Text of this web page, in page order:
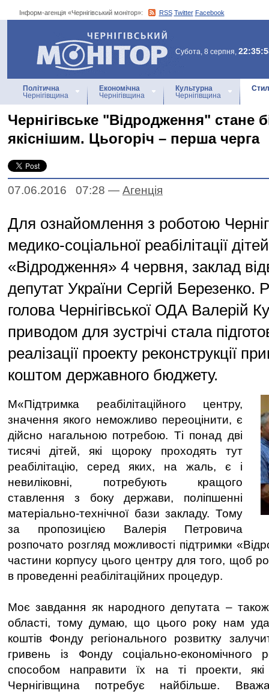
Інформ-агенція «Чернігівський монітор»: RSS Twitter Facebook
Інформ-агенція
«Чернігівський монітор»
Субота, 8 серпня,
Політична
Чернігівщина
Економічна
Чернігівщина
Культурна
Чернігівщина
Чернігівське "Відродження" стане
якіснішим. Цьогоріч – перша черга
07.06.2016 07:28 — Агенцiя
Для ознайомлення з роботою
медико-соціальної реабілітації
«Відродження» 4 червня, заклад
депутат України Сергій Березенко.
голова Чернігівської ОДА Валерій
приводом для зустрічі стала
реалізації проекту реконструкції
коштом державного бюджету.
М«Підтримка реабілітаційного центру,
значення якого неможливо переоцінити, є
дійсно нагальною потребою. Ті понад дві
тисячі дітей, які щороку проходять тут
реабілітацію, серед яких, на жаль, є і
невиліковні, потребують кращого
ставлення з боку держави, поліпшенні
матеріально-технічної бази закладу. Тому
за пропозицією Валерія Петровича
розпочато розгляд можливості підтримки
частини корпусу цього центру для того, щоб
в проведенні реабілітаційних процедур.
Моє завдання як народного депутата –
області, тому думаю, що цього року нам
коштів Фонду регіонального розвитку
гривень із Фонду соціально-економічного
способом направити їх на ті проекти,
Чернігівщина потребує найбільше.